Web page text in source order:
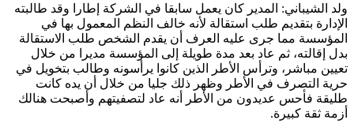
ولد الشيباني: المدير كان يعمل سابقا في الشركة إطارا وقد طالبته
الإدارة بتقديم طلب استقالة لأنه خالف النظم المعمول بها في
المؤسسة مما جرى عليه العرف أن يقدم الشخص طلب الاستقالة
بدل إقالته، ثم عاد بعد مدة طويلة إلى المؤسسة مديرا من خلال
تعيين مباشر، وترأس الأطر الذين كانوا يرأسونه وطالب بتخويل في
حرية التصرف في الأطر وظهر ذلك جليا من خلال أن يده كانت
طليقة فأحس عديدون من الأطر أنه عاد لتصفيتهم وأصبحت هنالك
أزمة ثقة كبيرة.